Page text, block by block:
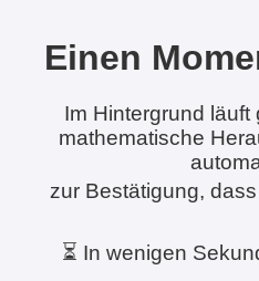
Einen
Im Hintergrund
mathematische
zur Bestätigung,
⏳ In wenigen